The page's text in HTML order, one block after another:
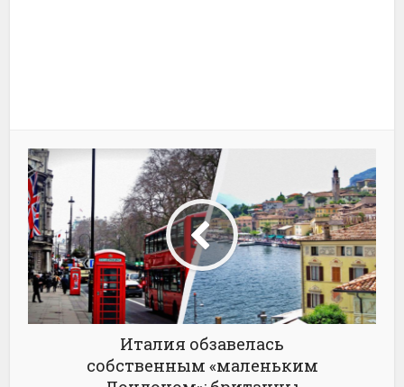
Италия обзавелась
собственным «маленьким